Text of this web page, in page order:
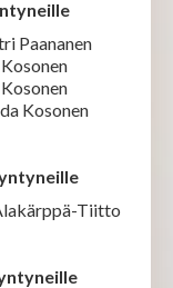
Paananen
Kosonen
Tiitto